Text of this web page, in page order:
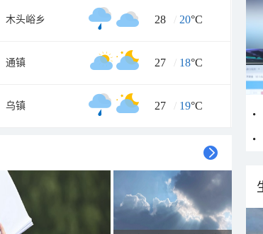
木头峪乡 28 / 20°C
通镇 27 / 18°C
乌镇 27 / 19°C